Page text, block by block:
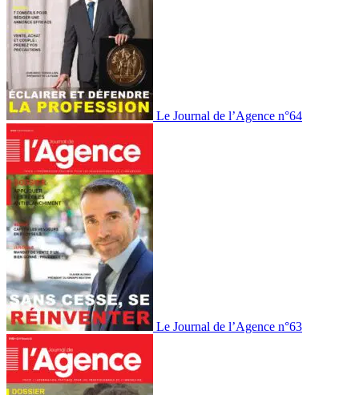
Le Journal de l’Agence n°64
Le Journal de l’Agence n°63